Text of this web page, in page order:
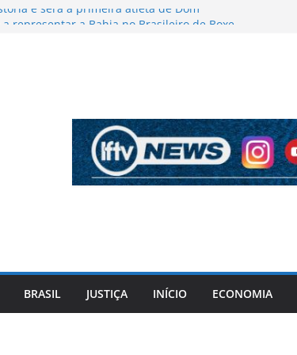
e será a primeira atleta de Dom
da rede municipal
à política: advogado baiano aposta na
empreendedorismo para chegar à Câmara
BRASIL JUSTIÇA INÍCIO ECONOMIA